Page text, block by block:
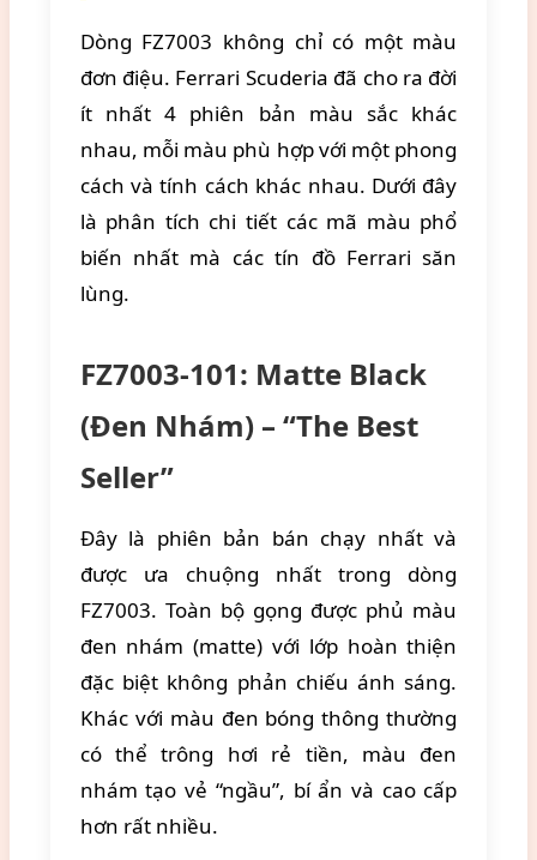
Dòng FZ7003 không chỉ có một màu
đơn điệu. Ferrari Scuderia đã cho ra đời
ít nhất 4 phiên bản màu sắc khác
nhau, mỗi màu phù hợp với một phong
cách và tính cách khác nhau. Dưới đây
là phân tích chi tiết các mã màu phổ
biến nhất mà các tín đồ Ferrari săn
lùng.
FZ7003-101: Matte Black
(Đen Nhám) – “The Best
Seller”
Đây là phiên bản bán chạy nhất và
được ưa chuộng nhất trong dòng
FZ7003. Toàn bộ gọng được phủ màu
đen nhám (matte) với lớp hoàn thiện
đặc biệt không phản chiếu ánh sáng.
Khác với màu đen bóng thông thường
có thể trông hơi rẻ tiền, màu đen
nhám tạo vẻ “ngầu”, bí ẩn và cao cấp
hơn rất nhiều.